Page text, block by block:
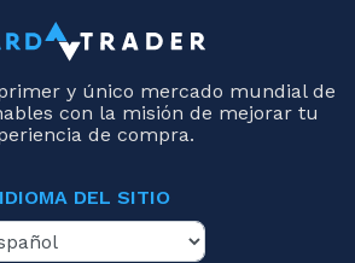
y único mercado mundial de
con la misión de mejorar tu
de compra.
IDIOMA DEL SITIO